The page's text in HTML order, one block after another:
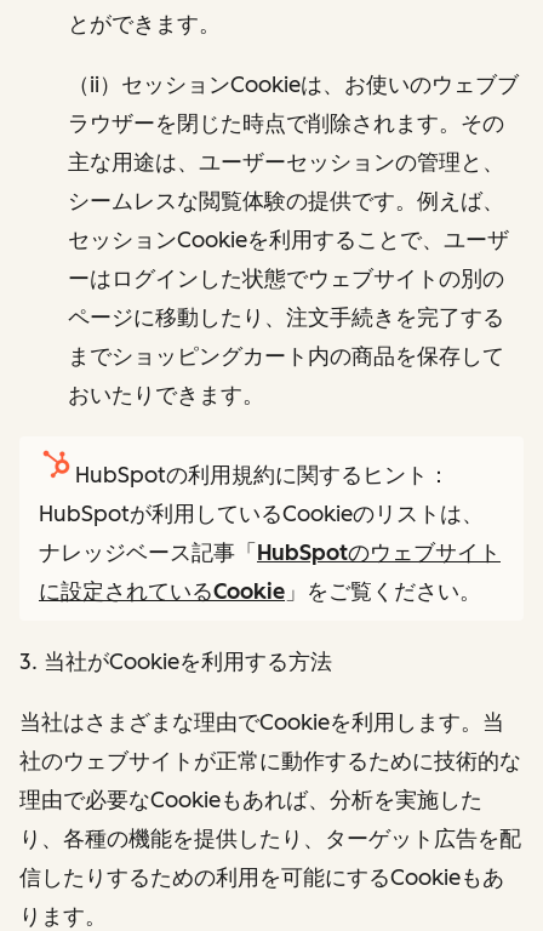
とができます。
（ii）セッションCookieは、お使いのウェブブ
ラウザーを閉じた時点で削除されます。その
主な用途は、ユーザーセッションの管理と、
シームレスな閲覧体験の提供です。例えば、
セッションCookieを利用することで、ユーザ
ーはログインした状態でウェブサイトの別の
ページに移動したり、注文手続きを完了する
までショッピングカート内の商品を保存して
おいたりできます。
HubSpotの利用規約に関するヒント：
HubSpotが利用しているCookieのリストは、
ナレッジベース記事「 HubSpotのウェブサイト
に設定されているCookie 」をご覧ください。
3. 当社がCookieを利用する方法
当社はさまざまな理由でCookieを利用します。当
社のウェブサイトが正常に動作するために技術的な
理由で必要なCookieもあれば、分析を実施した
り、各種の機能を提供したり、ターゲット広告を配
信したりするための利用を可能にするCookieもあ
ります。